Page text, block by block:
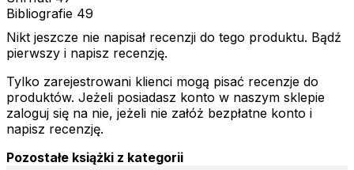
Bibliografie 49
Nikt jeszcze nie napisał recenzji do tego produktu. Bądź
pierwszy i napisz recenzję.
Tylko zarejestrowani klienci mogą pisać recenzje do
produktów. Jeżeli posiadasz konto w naszym sklepie
zaloguj się na nie, jeżeli nie załóż bezpłatne konto i
napisz recenzję.
Pozostałe książki z kategorii